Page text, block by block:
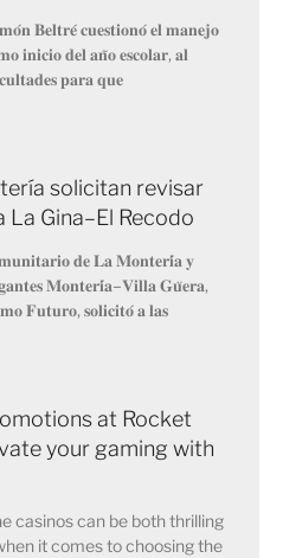
𝐁𝐞𝐥𝐭𝐫𝐞́ 𝐜𝐮𝐞𝐬𝐭𝐢𝐨𝐧𝐨́ 𝐞𝐥 𝐦𝐚𝐧𝐞𝐣𝐨
𝐢𝐧𝐢𝐜𝐢𝐨 𝐝𝐞𝐥 𝐚𝐧̃𝐨 𝐞𝐬𝐜𝐨𝐥𝐚𝐫, 𝐚𝐥
𝐩𝐚𝐫𝐚 𝐪𝐮𝐞
solicitan revisar
Gina–El Recodo
𝐝𝐞 𝐋𝐚 𝐌𝐨𝐧𝐭𝐞𝐫𝐢́𝐚 𝐲
𝐌𝐨𝐧𝐭𝐞𝐫𝐢́𝐚–𝐕𝐢𝐥𝐥𝐚 𝐆𝐮̈𝐞𝐫𝐚,
𝐅𝐮𝐭𝐮𝐫𝐨, 𝐬𝐨𝐥𝐢𝐜𝐢𝐭𝐨́ 𝐚 𝐥𝐚𝐬
at Rocket
your gaming with
casinos can be both thrilling
it comes to choosing the